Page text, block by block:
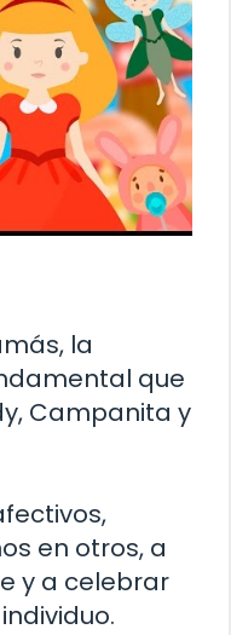
la
que
Campanita y
en otros, a
y a celebrar